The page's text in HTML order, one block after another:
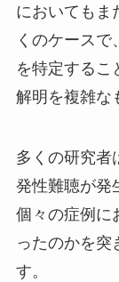
においてもま
くのケースで
を特定するこ
解明を複雑な
多くの研究者
発性難聴が発
個々の症例に
ったのかを突
す。